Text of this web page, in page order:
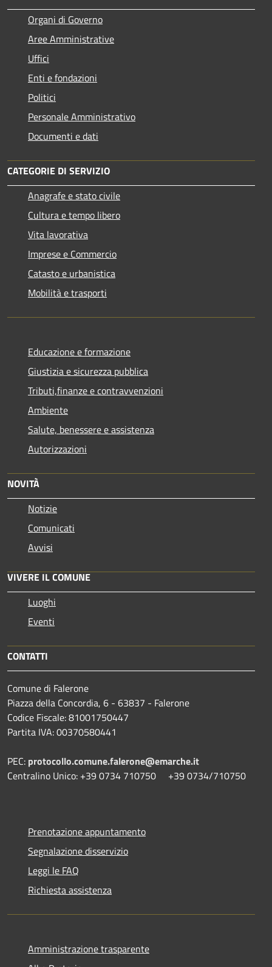
Organi di Governo
Aree Amministrative
Uffici
Enti e fondazioni
Politici
Personale Amministrativo
Documenti e dati
CATEGORIE DI SERVIZIO
Anagrafe e stato civile
Cultura e tempo libero
Vita lavorativa
Imprese e Commercio
Catasto e urbanistica
Mobilità e trasporti
Educazione e formazione
Giustizia e sicurezza pubblica
Tributi,finanze e contravvenzioni
Ambiente
Salute, benessere e assistenza
Autorizzazioni
NOVITÀ
Notizie
Comunicati
Avvisi
VIVERE IL COMUNE
Luoghi
Eventi
CONTATTI
Comune di Falerone
Piazza della Concordia, 6 - 63837 - Falerone
Codice Fiscale: 81001750447
Partita IVA: 00370580441
PEC: protocollo.comune.falerone@emarche.it
Centralino Unico: +39 0734 710750 +39 0734/710750
Prenotazione appuntamento
Segnalazione disservizio
Leggi le FAQ
Richiesta assistenza
Amministrazione trasparente